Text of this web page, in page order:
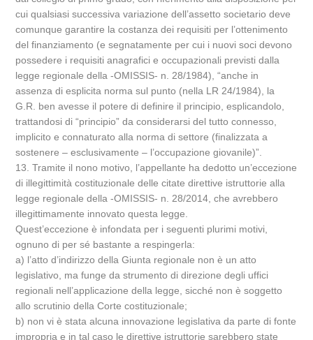
cui qualsiasi successiva variazione dell’assetto societario deve
comunque garantire la costanza dei requisiti per l’ottenimento
del finanziamento (e segnatamente per cui i nuovi soci devono
possedere i requisiti anagrafici e occupazionali previsti dalla
legge regionale della -OMISSIS- n. 28/1984), “anche in
assenza di esplicita norma sul punto (nella LR 24/1984), la
G.R. ben avesse il potere di definire il principio, esplicandolo,
trattandosi di “principio” da considerarsi del tutto connesso,
implicito e connaturato alla norma di settore (finalizzata a
sostenere – esclusivamente – l’occupazione giovanile)”.
13. Tramite il nono motivo, l’appellante ha dedotto un’eccezione
di illegittimità costituzionale delle citate direttive istruttorie alla
legge regionale della -OMISSIS- n. 28/2014, che avrebbero
illegittimamente innovato questa legge.
Quest’eccezione è infondata per i seguenti plurimi motivi,
ognuno di per sé bastante a respingerla:
a) l’atto d’indirizzo della Giunta regionale non è un atto
legislativo, ma funge da strumento di direzione degli uffici
regionali nell’applicazione della legge, sicché non è soggetto
allo scrutinio della Corte costituzionale;
b) non vi è stata alcuna innovazione legislativa da parte di fonte
impropria e in tal caso le direttive istruttorie sarebbero state